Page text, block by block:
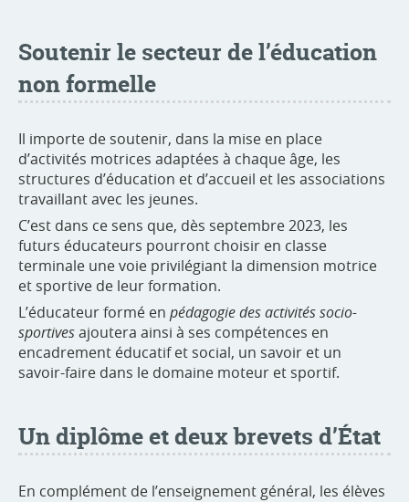
Soutenir le secteur de l’éducation
non formelle
Il importe de soutenir, dans la mise en place
d’activités motrices adaptées à chaque âge, les
structures d’éducation et d’accueil et les associations
travaillant avec les jeunes.
C’est dans ce sens que, dès septembre 2023, les
futurs éducateurs pourront choisir en classe
terminale une voie privilégiant la dimension motrice
et sportive de leur formation.
L’éducateur formé en pédagogie des activités socio-
sportivesajoutera ainsi à ses compétences en
encadrement éducatif et social, un savoir et un
savoir-faire dans le domaine moteur et sportif.
Un diplôme et deux brevets d’État
En complément de l’enseignement général, les élèves